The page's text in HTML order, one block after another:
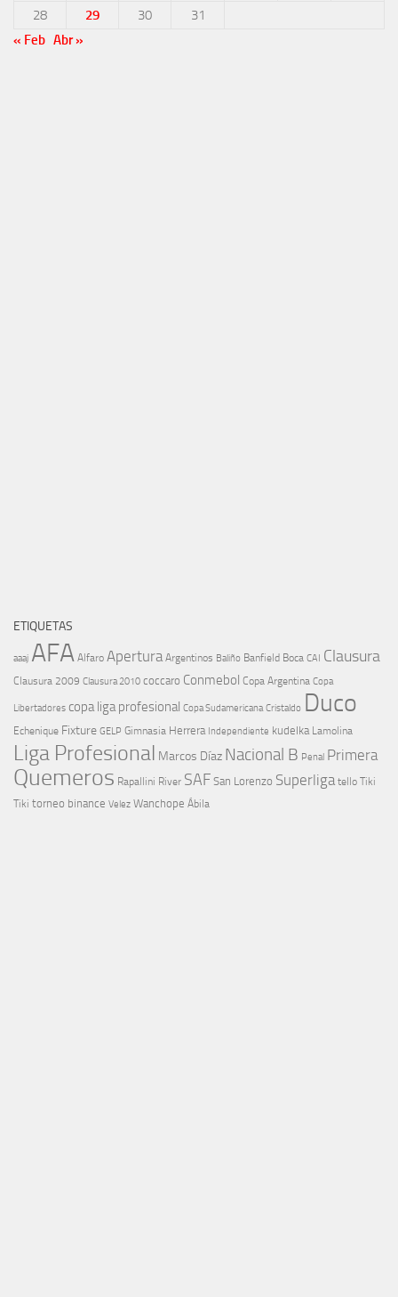
28
29 30
31
« Feb Abr »
ETIQUETAS
aaaj AFA Alfaro Apertura Argentinos Baliño Banfield Boca CAI Clausura
Clausura 2009 Clausura 2010 coccaro Conmebol Copa Argentina Copa
Libertadores copa liga profesional Copa Sudamericana Cristaldo Duco
Echenique Fixture GELP Gimnasia Herrera Independiente kudelka Lamolina
Liga Profesional Marcos Díaz Nacional B Penal Primera
Quemeros Rapallini River SAF San Lorenzo Superliga tello Tiki
Tiki torneo binance Velez Wanchope Ábila